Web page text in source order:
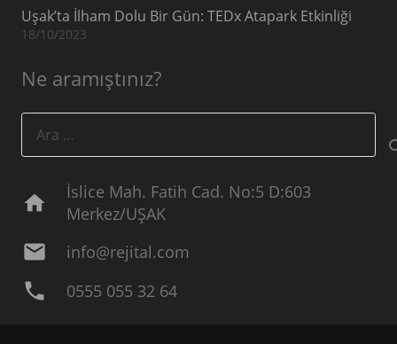
Uşak’ta İlham Dolu Bir Gün: TEDx Atapark Etkinliği
18/10/2023
Ne aramıştınız?
home
İslice Mah. Fatih Cad. No:5 D:603
Merkez/UŞAK
mail info@rejital.com
phone 0555 055 32 64